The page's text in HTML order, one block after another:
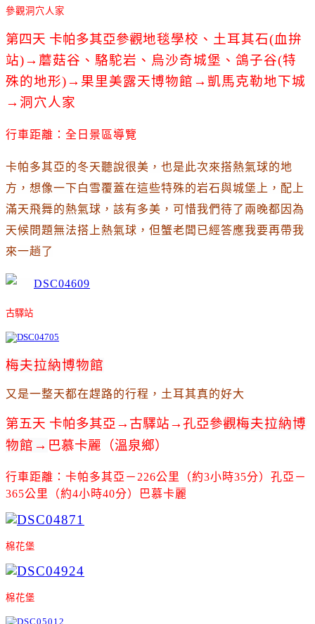
參觀洞穴人家
第四天 卡帕多其亞參觀地毯學校、土耳其石(血拚
站)→ 蘑菇谷、駱駝岩、烏沙奇城堡、鴿子谷(特
殊的地形)→ 果里美露天博物館 → 凱馬克勒地下城
→洞穴人家
行車距離：全日景區導覽
卡帕多其亞的冬天聽說很美 ，也是此次來搭熱氣球的地
方 ， 想像一下白雪覆蓋在這些特殊的岩石與城堡上 ，配上
滿天飛舞的熱氣球 ，該有多美 ，可惜我們待了兩晚都因為
天候問題無法搭上熱氣球 ，但蟹老闆已經答應我要再帶我
來一趟了
古驛站
梅夫拉納博物館
又是一整天都在趕路的行程 ，土耳其真的好大
第五天 卡帕多其亞→ 古驛站→孔亞參觀梅夫拉納博
物館 → 巴慕卡麗（溫泉鄉）
行車距離：卡帕多其亞－226公里（約3小時35分）孔亞－
365公里（約4小時40分）巴慕卡麗
棉花堡
棉花堡